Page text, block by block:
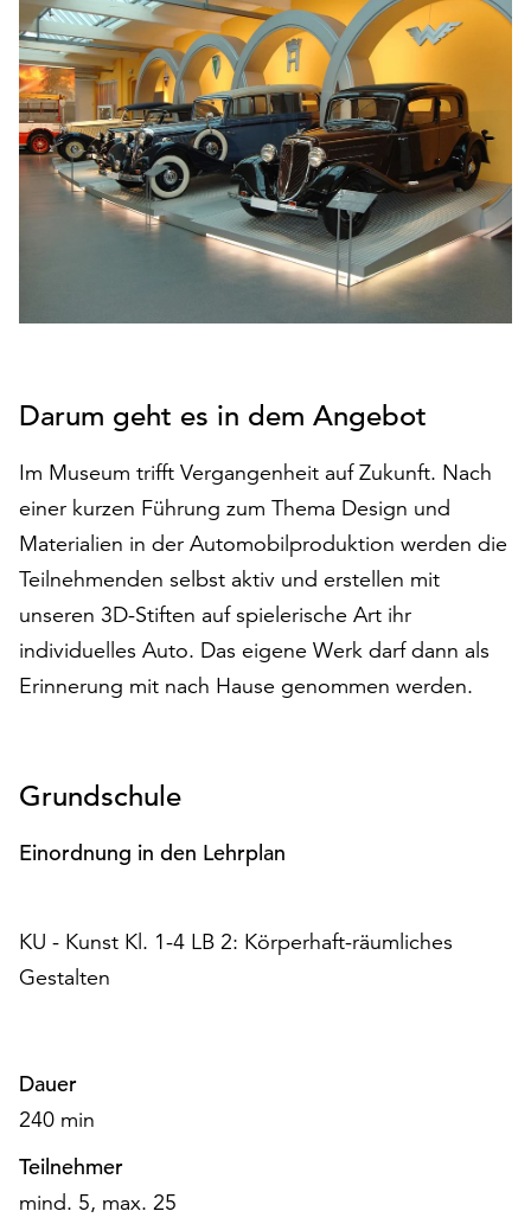
den
Betrieb
der
Seite
notwendig
sind
(funktionale
Cookies),
lediglich
Statistikzwecken
genutzt
Klicken
auf
„Alle
akzeptieren“,
um
alle
Cookies
können
Einverständnis
und
widerrufen.
Dafür
am
Ende
der
Seite
die
Schaltfläche
Darum geht es in dem Angebot
Im Museum trifft Vergangenheit auf Zukunft. Nach
einer kurzen Führung zum Thema Design und
Materialien in der Automobilproduktion werden die
Teilnehmenden selbst aktiv und erstellen mit
unseren 3D-Stiften auf spielerische Art ihr
individuelles Auto. Das eigene Werk darf dann als
Erinnerung mit nach Hause genommen werden.
Grundschule
Einordnung in den Lehrplan
KU - Kunst Kl. 1-4 LB 2: Körperhaft-räumliches
Gestalten
Dauer
240 min
Teilnehmer
mind. 5, max. 25